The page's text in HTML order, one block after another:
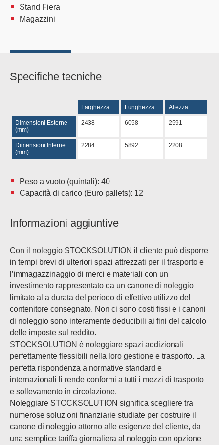
Stand Fiera
Magazzini
Specifiche tecniche
Larghezza Lunghezza Altezza
Dimensioni Esterne
(mm)
2438 6058 2591
Dimensioni Interne
(mm)
2284 5892 2208
Peso a vuoto (quintali): 40
Capacità di carico (Euro pallets): 12
Informazioni aggiuntive
Con il noleggio STOCKSOLUTION il cliente può disporre
in tempi brevi di ulteriori spazi attrezzati per il trasporto e
l’immagazzinaggio di merci e materiali con un
investimento rappresentato da un canone di noleggio
limitato alla durata del periodo di effettivo utilizzo del
contenitore consegnato. Non ci sono costi fissi e i canoni
di noleggio sono interamente deducibili ai fini del calcolo
delle imposte sul reddito.
STOCKSOLUTION è noleggiare spazi addizionali
perfettamente flessibili nella loro gestione e trasporto. La
perfetta rispondenza a normative standard e
internazionali li rende conformi a tutti i mezzi di trasporto
e sollevamento in circolazione.
Noleggiare STOCKSOLUTION significa scegliere tra
numerose soluzioni finanziarie studiate per costruire il
canone di noleggio attorno alle esigenze del cliente, da
una semplice tariffa giornaliera al noleggio con opzione